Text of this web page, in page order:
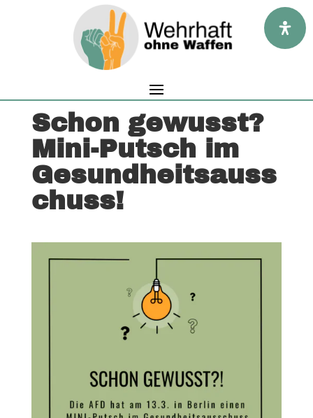
Schon gewusst?
Mini-Putsch im
Gesundheitsauss
chuss!